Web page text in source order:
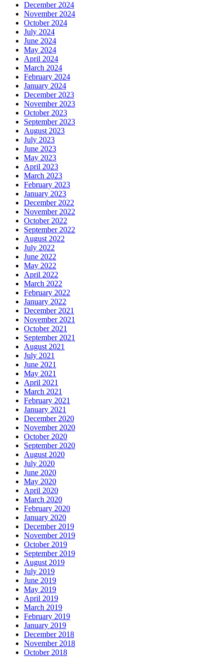
December 2024
November 2024
October 2024
July 2024
June 2024
May 2024
April 2024
March 2024
February 2024
January 2024
December 2023
November 2023
October 2023
September 2023
August 2023
July 2023
June 2023
May 2023
April 2023
March 2023
February 2023
January 2023
December 2022
November 2022
October 2022
September 2022
August 2022
July 2022
June 2022
May 2022
April 2022
March 2022
February 2022
January 2022
December 2021
November 2021
October 2021
September 2021
August 2021
July 2021
June 2021
May 2021
April 2021
March 2021
February 2021
January 2021
December 2020
November 2020
October 2020
September 2020
August 2020
July 2020
June 2020
May 2020
April 2020
March 2020
February 2020
January 2020
December 2019
November 2019
October 2019
September 2019
August 2019
July 2019
June 2019
May 2019
April 2019
March 2019
February 2019
January 2019
December 2018
November 2018
October 2018